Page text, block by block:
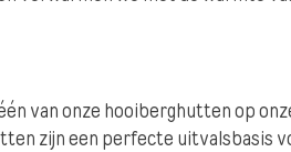
van onze hooiberghutten op
zijn een perfecte uitvalsbasis